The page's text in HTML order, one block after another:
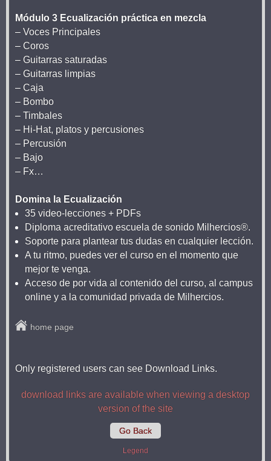
Módulo 3 Ecualización práctica en mezcla
– Voces Principales
– Coros
– Guitarras saturadas
– Guitarras limpias
– Caja
– Bombo
– Timbales
– Hi-Hat, platos y percusiones
– Percusión
– Bajo
– Fx…
Domina la Ecualización
35 video-lecciones + PDFs
Diploma acreditativo escuela de sonido Milhercios®.
Soporte para plantear tus dudas en cualquier lección.
A tu ritmo, puedes ver el curso en el momento que
mejor te venga.
Acceso de por vida al contenido del curso, al campus
online y a la comunidad privada de Milhercios.
home page
Only registered users can see Download Links.
download links are available when viewing a desktop
version of the site
Go Back
Legend